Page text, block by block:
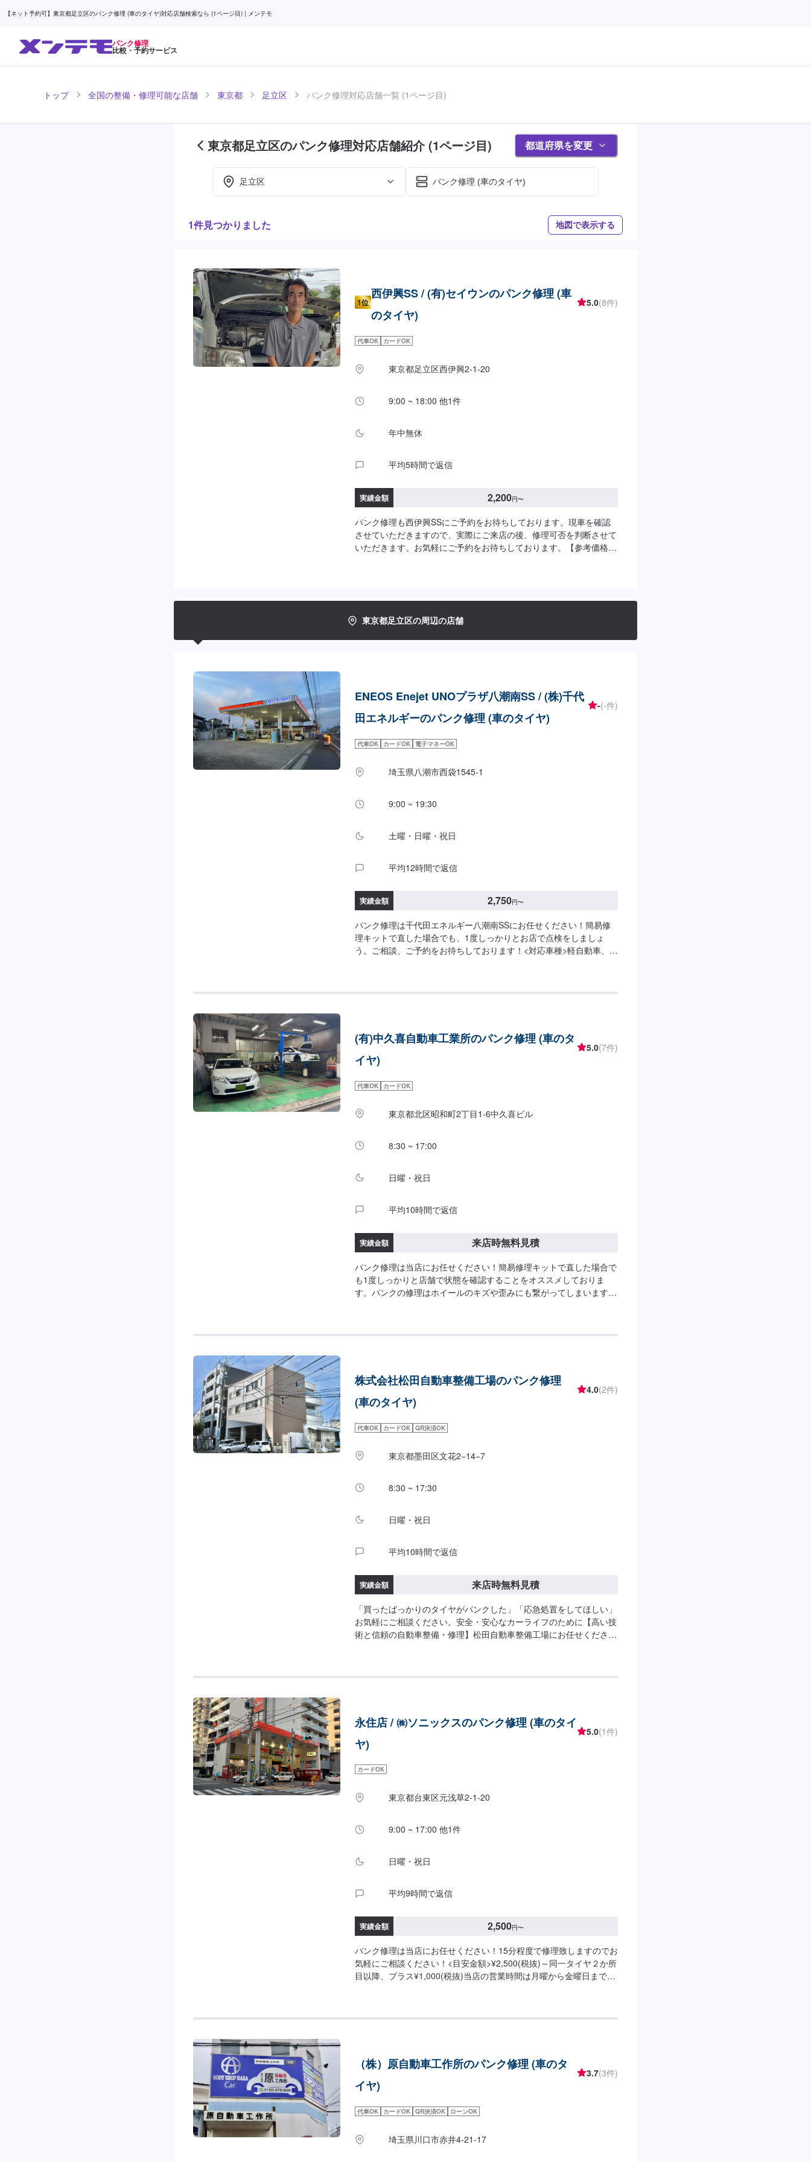
【ネット予約可】東京都足立区のパンク修理 (車のタイヤ)対応店舗検索なら (1ページ目) | メンテモ
パンク修理
比較・予約サービス
トップ 全国の整備・修理可能な店舗 東京都 足立区 パンク修理対応店舗一覧 (1ページ目)
東京都足立区のパンク修理対応店舗紹介 (1ページ目) 都道府県を変更
足立区 パンク修理 (車のタイヤ)
1件見つかりました 地図で表示する
1位
西伊興SS / (有)セイウンのパンク修理 (車
のタイヤ)
5.0(8件)
代車OK カードOK
東京都足立区西伊興2-1-20
9:00 ~ 18:00 他1件
年中無休
平均5時間で返信
実績金額 2,200円〜
パンク修理も西伊興SSにご予約をお待ちしております。現車を確認
させていただきますので、実際にご来店の後、修理可否を判断させて
いただきます。お気軽にご予約をお待ちしております。【参考価格】
東京都足立区の周辺の店舗
ENEOS Enejet UNOプラザ八潮南SS / (株)千代
田エネルギーのパンク修理 (車のタイヤ)
-(-件)
代車OK カードOK 電子マネーOK
埼玉県八潮市西袋1545-1
9:00 ~ 19:30
土曜・日曜・祝日
平均12時間で返信
実績金額 2,750円〜
パンク修理は千代田エネルギー八潮南SSにお任せください！簡易修
理キットで直した場合でも、1度しっかりとお店で点検をしましょ
う。ご相談、ご予約をお待ちしております！<対応車種>軽自動車、普
(有)中久喜自動車工業所のパンク修理 (車のタ
イヤ)
5.0(7件)
代車OK カードOK
東京都北区昭和町2丁目1-6中久喜ビル
8:30 ~ 17:00
日曜・祝日
平均10時間で返信
実績金額 来店時無料見積
パンク修理は当店にお任せください！簡易修理キットで直した場合で
も1度しっかりと店舗で状態を確認することをオススメしておりま
す。パンクの修理はホイールのキズや歪みにも繋がってしまいます。
株式会社松田自動車整備工場のパンク修理
(車のタイヤ)
4.0(2件)
代車OK カードOK QR決済OK
東京都墨田区文花2−14−7
8:30 ~ 17:30
日曜・祝日
平均10時間で返信
実績金額 来店時無料見積
「買ったばっかりのタイヤがパンクした」「応急処置をしてほしい」
お気軽にご相談ください。安全・安心なカーライフのために【高い技
術と信頼の自動車整備・修理】松田自動車整備工場にお任せくださ
す。【代車について】代車の無料貸し出しサービスがございますの
で、ご希望の方はお申し付けください。※燃料代はお客様負担となり
ます。※状況により貸出できかねる場合がございます。【パーツにつ
お車とパーツの詳細をお送りください。ご購入希望の方▶️オファーに
永住店 / ㈱ソニックスのパンク修理 (車のタイ
ヤ)
5.0(1件)
カードOK
東京都台東区元浅草2-1-20
9:00 ~ 17:00 他1件
日曜・祝日
平均9時間で返信
実績金額 2,500円〜
パンク修理は当店にお任せください！15分程度で修理致しますのでお
気軽にご相談ください！<目安金額>¥2,500(税抜)～同一タイヤ２か所
目以降、プラス¥1,000(税抜)当店の営業時間は月曜から金曜日までは
（株）原自動車工作所のパンク修理 (車のタ
イヤ)
3.7(3件)
代車OK カードOK QR決済OK ローンOK
埼玉県川口市赤井4-21-17